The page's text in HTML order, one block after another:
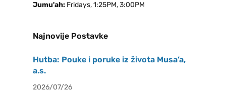
Jumu'ah: Fridays, 1:25PM, 3:00PM
Najnovije Postavke
Hutba: Pouke i poruke iz života Musa’a,
a.s.
2026/07/26